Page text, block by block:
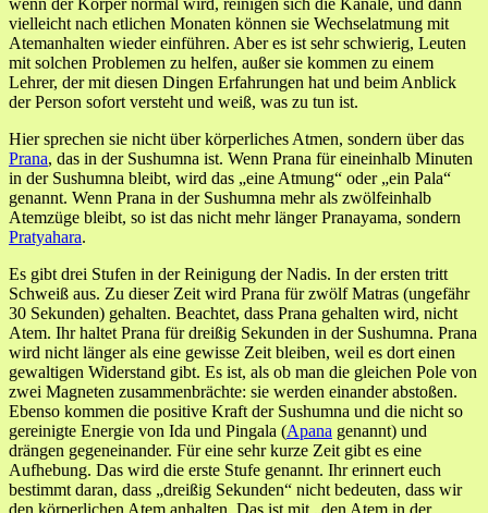
vielleicht nach etlichen Monaten können sie Wechselatmung mit
Atemanhalten wieder einführen. Aber es ist sehr schwierig, Leuten
mit solchen Problemen zu helfen, außer sie kommen zu einem
Lehrer, der mit diesen Dingen Erfahrungen hat und beim Anblick
der Person sofort versteht und weiß, was zu tun ist.
Hier sprechen sie nicht über körperliches Atmen, sondern über das
Prana, das in der Sushumna ist. Wenn Prana für eineinhalb Minuten
in der Sushumna bleibt, wird das „eine Atmung“ oder „ein Pala“
genannt. Wenn Prana in der Sushumna mehr als zwölfeinhalb
Atemzüge bleibt, so ist das nicht mehr länger Pranayama, sondern
Pratyahara.
Es gibt drei Stufen in der Reinigung der Nadis. In der ersten tritt
Schweiß aus. Zu dieser Zeit wird Prana für zwölf Matras (ungefähr
30 Sekunden) gehalten. Beachtet, dass Prana gehalten wird, nicht
Atem. Ihr haltet Prana für dreißig Sekunden in der Sushumna. Prana
wird nicht länger als eine gewisse Zeit bleiben, weil es dort einen
gewaltigen Widerstand gibt. Es ist, als ob man die gleichen Pole von
zwei Magneten zusammenbrächte: sie werden einander abstoßen.
Ebenso kommen die positive Kraft der Sushumna und die nicht so
gereinigte Energie von Ida und Pingala (Apana genannt) und
drängen gegeneinander. Für eine sehr kurze Zeit gibt es eine
Aufhebung. Das wird die erste Stufe genannt. Ihr erinnert euch
bestimmt daran, dass „dreißig Sekunden“ nicht bedeuten, dass wir
den körperlichen Atem anhalten. Das ist mit „den Atem in der